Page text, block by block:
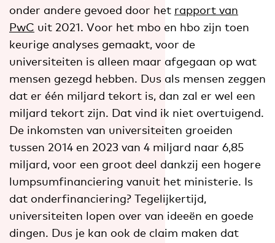
onder andere gevoed door het rapport van
PwC uit 2021. Voor het mbo en hbo zijn toen
keurige analyses gemaakt, voor de
universiteiten is alleen maar afgegaan op wat
mensen gezegd hebben. Dus als mensen zeggen
dat er één miljard tekort is, dan zal er wel een
miljard tekort zijn. Dat vind ik niet overtuigend.
De inkomsten van universiteiten groeiden
tussen 2014 en 2023 van 4 miljard naar 6,85
miljard, voor een groot deel dankzij een hogere
lumpsumfinanciering vanuit het ministerie. Is
dat onderfinanciering? Tegelijkertijd,
universiteiten lopen over van ideeën en goede
dingen. Dus je kan ook de claim maken dat